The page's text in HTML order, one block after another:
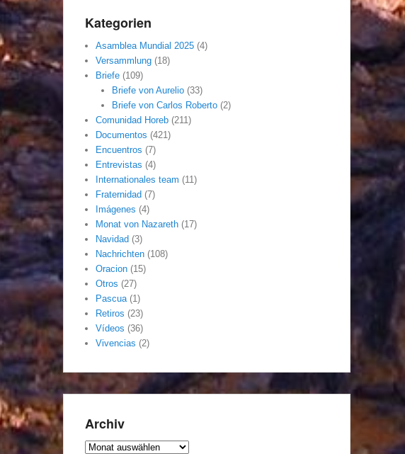
Kategorien
Asamblea Mundial 2025 (4)
Versammlung (18)
Briefe (109)
Briefe von Aurelio(33)
Briefe von Carlos Roberto(2)
Comunidad Horeb (211)
Documentos (421)
Encuentros (7)
Entrevistas (4)
Internationales team (11)
Fraternidad (7)
Imágenes (4)
Monat von Nazareth (17)
Navidad (3)
Nachrichten (108)
Oracion (15)
Otros (27)
Pascua(1)
Retiros (23)
Vídeos (36)
Vivencias (2)
Archiv
Archiv